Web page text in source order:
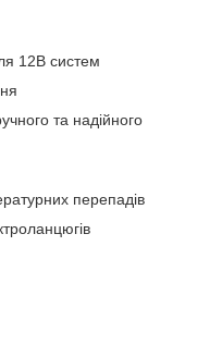
12В систем
та надійного
перепадів